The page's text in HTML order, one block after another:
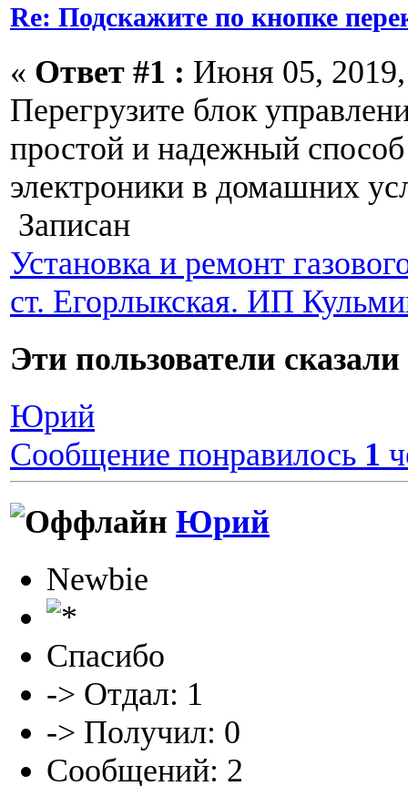
Re: Подскажите по кнопке
« Ответ #1 : Июня 05,
Перегрузите блок
простой и надежный
электроники в домашних
Записан
Установка и ремонт
ст. Егорлыкская. ИП
Эти пользователи
Юрий
Сообщение понравилось 1
Юрий
Newbie
Спасибо
-> Отдал: 1
-> Получил: 0
Сообщений: 2